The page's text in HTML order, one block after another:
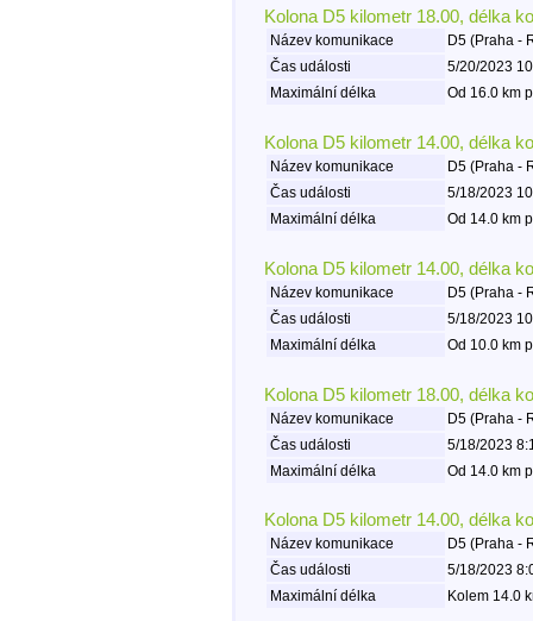
Kolona D5 kilometr 18.00, délka
Název komunikace
D5 (Praha -
Čas události
5/20/2023
Maximální délka
Od 16.0 km
Kolona D5 kilometr 14.00, délka
Název komunikace
D5 (Praha -
Čas události
5/18/2023
Maximální délka
Od 14.0 km
Kolona D5 kilometr 14.00, délka
Název komunikace
D5 (Praha -
Čas události
5/18/2023
Maximální délka
Od 10.0 km
Kolona D5 kilometr 18.00, délka
Název komunikace
D5 (Praha -
Čas události
5/18/2023
Maximální délka
Od 14.0 km
Kolona D5 kilometr 14.00, délka
Název komunikace
D5 (Praha -
Čas události
5/18/2023
Maximální délka
Kolem 14.0